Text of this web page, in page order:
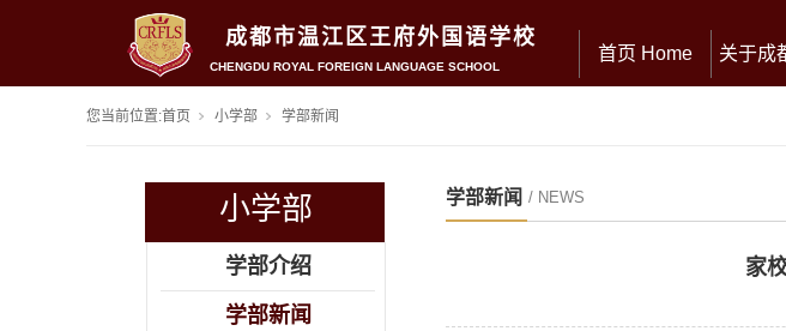
成都市温江区王府外国语学校
CHENGDU ROYAL FOREIGN LANGUAGE SCHOOL
首页 Home 关于成
您当前位置:首页 小学部 学部新闻
小学部
学部介绍
学部新闻
学部新闻 / NEWS
家